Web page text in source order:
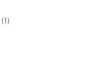
(1)